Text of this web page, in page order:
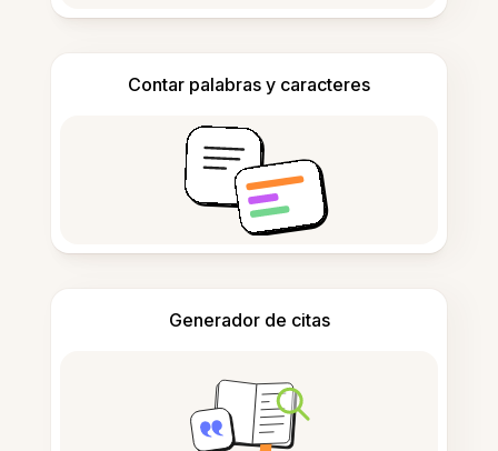
Contar palabras y caracteres
Generador de citas